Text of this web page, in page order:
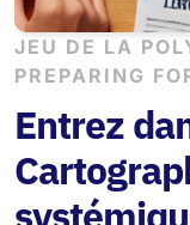
JEU DE LA
PREPARING
Entrez